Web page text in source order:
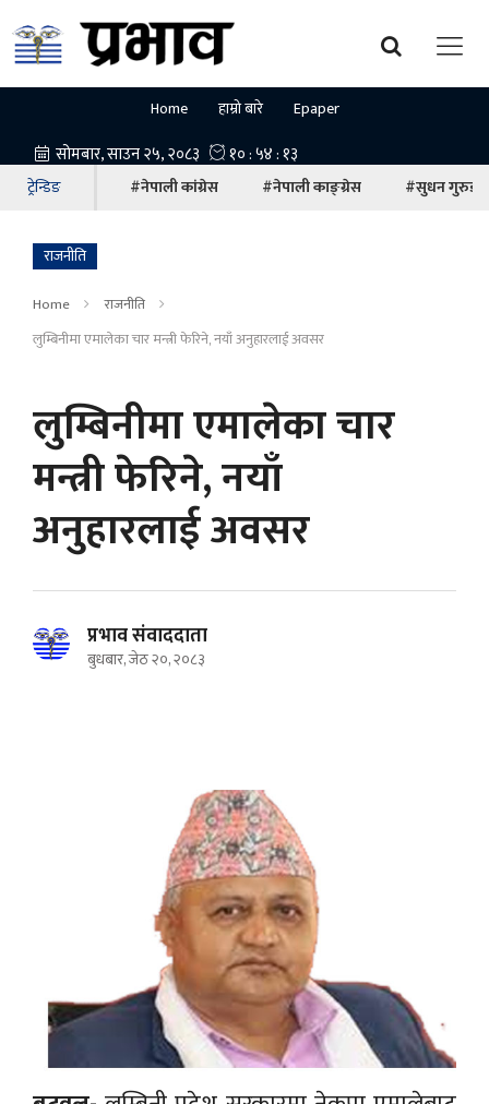
Home हाम्रो बारे Epaper
ट्रेन्डिङ #नेपाली कांग्रेस #नेपाली काङ्ग्रेस #सुधन गुरुङ
राजनीति
Home
राजनीति
लुम्बिनीमा एमालेका चार मन्त्री फेरिने, नयाँ अनुहारलाई अवसर
लुम्बिनीमा एमालेका चार
मन्त्री फेरिने, नयाँ
अनुहारलाई अवसर
प्रभाव संवाददाता
बुधबार, जेठ २०, २०८३